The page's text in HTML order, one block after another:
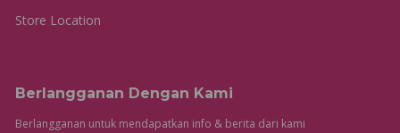
Store Location
Berlangganan Dengan Kami
Berlangganan untuk mendapatkan info & berita dari kami